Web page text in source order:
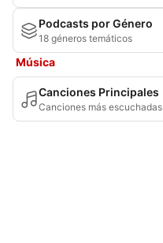
Podcasts por Género
18 géneros temáticos
Música
Canciones Principales
Canciones más escuchadas